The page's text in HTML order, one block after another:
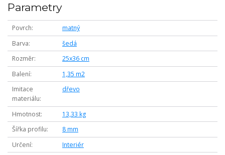
Parametry
Povrch
matný
Barva
šedá
Rozměr
25x36 cm
Balení
1,35 m2
Imitace
materiálu
dřevo
Hmotnost
13,33 kg
Šířka profilu
8 mm
Určení
Interiér